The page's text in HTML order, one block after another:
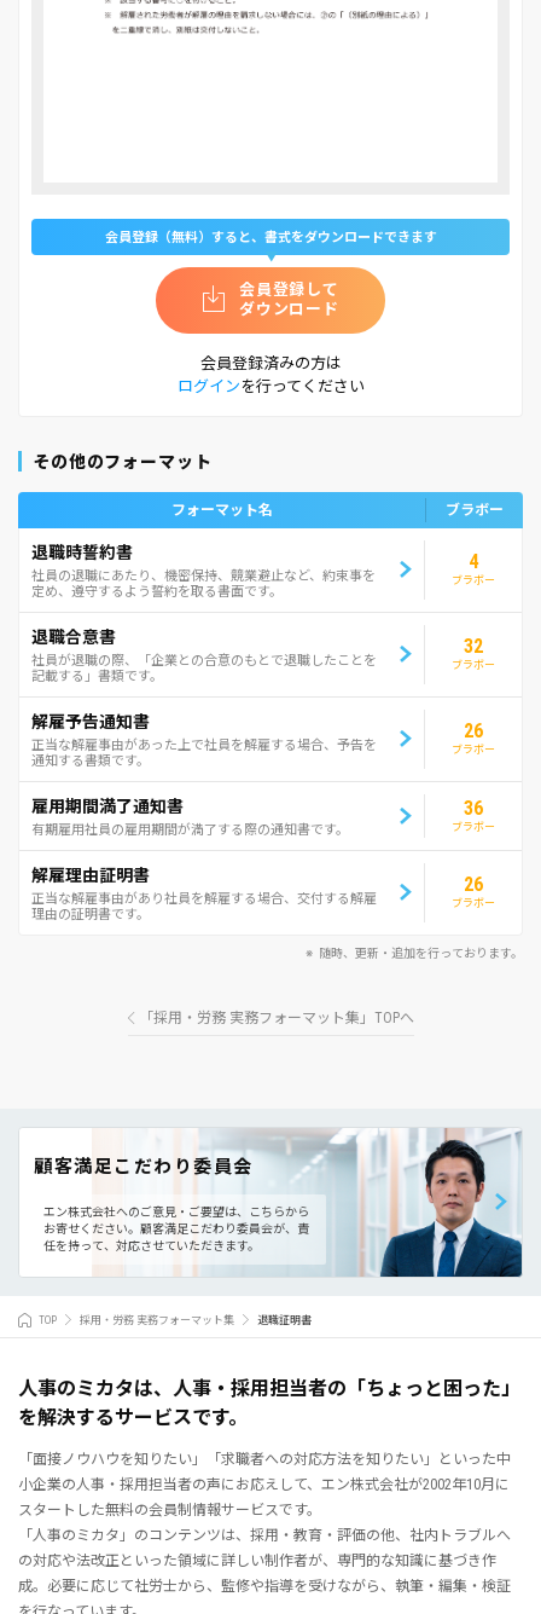
会員登録（無料）すると、書式をダウンロードできます
会員登録して
ダウンロード
会員登録済みの方は
ログインを行ってください
その他のフォーマット
フォーマット名 ブラボー
退職時誓約書
社員の退職にあたり、機密保持、競業避止など、約束事を
定め、遵守するよう誓約を取る書面です。
4
ブラボー
退職合意書
社員が退職の際、「企業との合意のもとで退職したことを
記載する」書類です。
32
ブラボー
解雇予告通知書
正当な解雇事由があった上で社員を解雇する場合、予告を
通知する書類です。
26
ブラボー
雇用期間満了通知書
有期雇用社員の雇用期間が満了する際の通知書です。
36
ブラボー
解雇理由証明書
正当な解雇事由があり社員を解雇する場合、交付する解雇
理由の証明書です。
26
ブラボー
随時、更新・追加を行っております。
「採用・労務 実務フォーマット集」TOPへ
顧客満足こだわり委員会
エン株式会社へのご意見・ご要望は、こちらから
お寄せください。 顧客満足こだわり委員会が、責
任を持って、対応させていただきます。
TOP 採用・労務 実務フォーマット集 退職証明書
人事のミカタは、人事・採用担当者の「ちょっと困った」
を解決するサービスです。
「面接ノウハウを知りたい」「求職者への対応方法を知りたい」といった中
小企業の人事・採用担当者の声にお応えして、エン株式会社が2002年10月に
スタートした無料の会員制情報サービスです。
「人事のミカタ」のコンテンツは、採用・教育・評価の他、社内トラブルへ
の対応や法改正といった領域に詳しい制作者が、専門的な知識に基づき作
成。必要に応じて社労士から、監修や指導を受けながら、執筆・編集・検証